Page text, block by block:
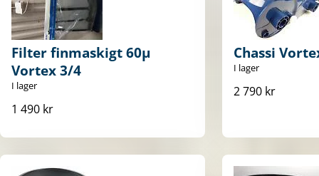
Filter finmaskigt 60µ
Vortex 3/4
I lager
1 490 kr
Chassi
I lager
2 790 kr